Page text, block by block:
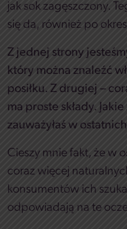
jak sok zagęszczony.
się da, również po
Z jednej strony
który można znaleźć
posiłku. Z drugiej –
ma proste składy.
zauważyłaś w
Cieszy mnie fakt, że w
coraz więcej
konsumentów ich
odpowiadają na te